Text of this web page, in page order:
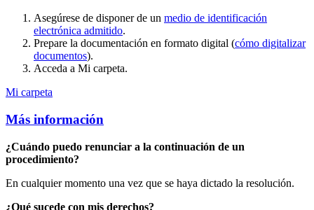
Asegúrese de disponer de un medio de identificación
electrónica admitido.
Prepare la documentación en formato digital (cómo digitalizar
documentos).
Acceda a Mi carpeta.
Mi carpeta
Más información
¿Cuándo puedo renunciar a la continuación de un
procedimiento?
En cualquier momento una vez que se haya dictado la resolución.
¿Qué sucede con mis derechos?